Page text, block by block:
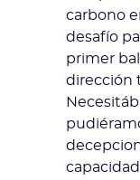
carbono
desafío
primer
dirección